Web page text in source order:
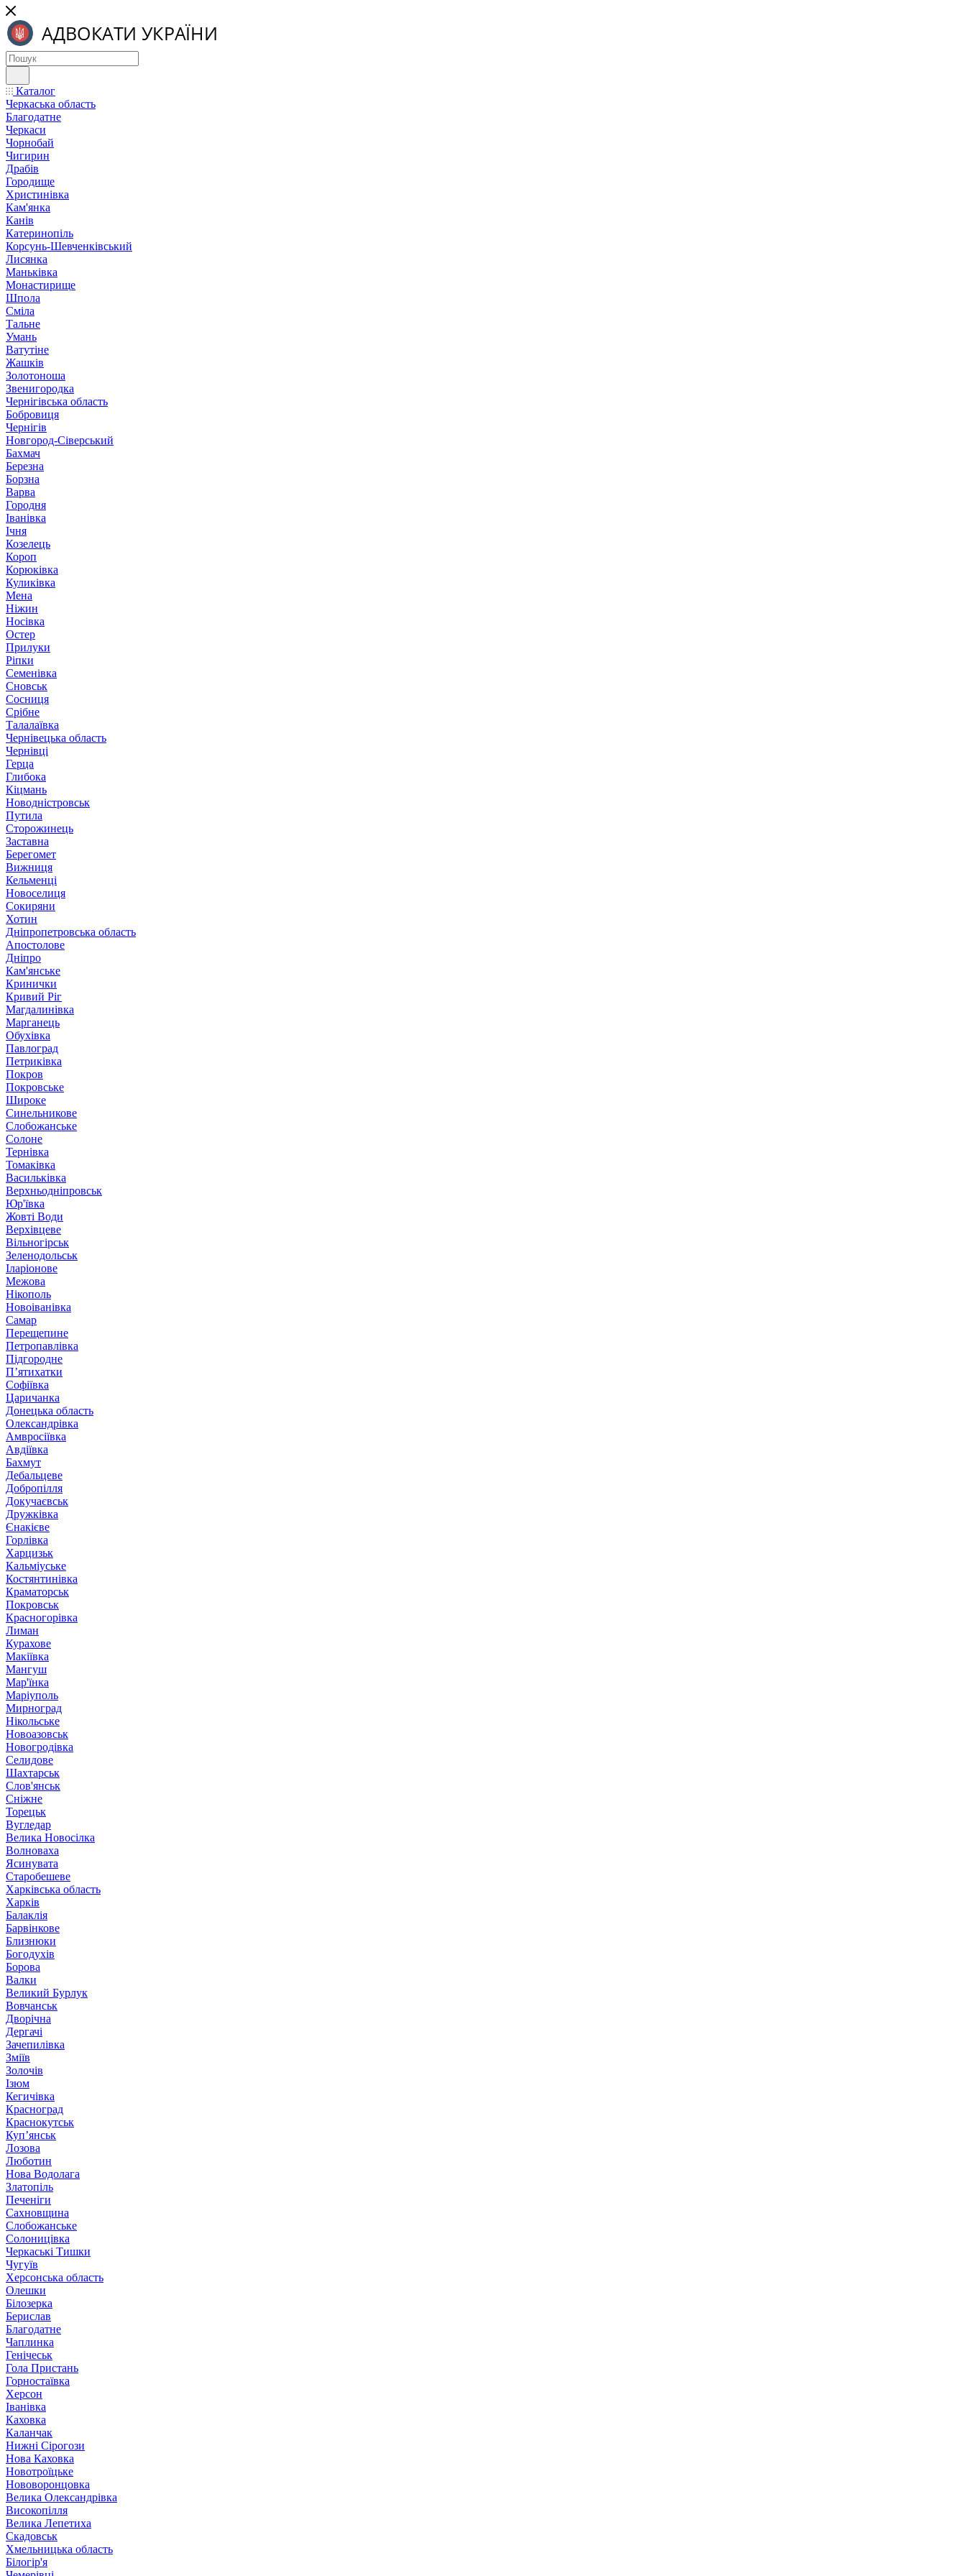
Каталог
Черкаська область
Благодатне
Черкаси
Чорнобай
Чигирин
Драбів
Городище
Христинівка
Кам'янка
Канів
Катеринопіль
Корсунь-Шевченківський
Лисянка
Маньківка
Монастирище
Шпола
Сміла
Тальне
Умань
Ватутіне
Жашків
Золотоноша
Звенигородка
Чернігівська область
Бобровиця
Чернігів
Новгород-Сіверський
Бахмач
Березна
Борзна
Варва
Городня
Іванівка
Ічня
Козелець
Короп
Корюківка
Куликівка
Мена
Ніжин
Носівка
Остер
Прилуки
Ріпки
Семенівка
Сновськ
Сосниця
Срібне
Талалаївка
Чернівецька область
Чернівці
Герца
Глибока
Кіцмань
Новодністровськ
Путила
Сторожинець
Заставна
Берегомет
Вижниця
Кельменці
Новоселиця
Сокиряни
Хотин
Дніпропетровська область
Апостолове
Дніпро
Кам'янське
Кринички
Кривий Ріг
Магдалинівка
Марганець
Обухівка
Павлоград
Петриківка
Покров
Покровське
Широке
Синельникове
Слобожанське
Солоне
Тернівка
Томаківка
Васильківка
Верхньодніпровськ
Юр'ївка
Жовті Води
Верхівцеве
Вільногірськ
Зеленодольськ
Іларіонове
Межова
Нікополь
Новоіванівка
Самар
Перещепине
Петропавлівка
Підгородне
П’ятихатки
Софіївка
Царичанка
Донецька область
Олександрівка
Амвросіївка
Авдіївка
Бахмут
Дебальцеве
Добропілля
Докучаєвськ
Дружківка
Єнакієве
Горлівка
Харцизьк
Кальміуське
Костянтинівка
Краматорськ
Покровськ
Красногорівка
Лиман
Курахове
Макіївка
Мангуш
Мар'їнка
Маріуполь
Мирноград
Нікольське
Новоазовськ
Новогродівка
Селидове
Шахтарськ
Слов'янськ
Сніжне
Торецьк
Вугледар
Велика Новосілка
Волноваха
Ясинувата
Старобешеве
Харківська область
Харків
Балаклія
Барвінкове
Близнюки
Богодухів
Борова
Валки
Великий Бурлук
Вовчанськ
Дворічна
Дергачі
Зачепилівка
Зміїв
Золочів
Ізюм
Кегичівка
Красноград
Краснокутськ
Куп’янськ
Лозова
Люботин
Нова Водолага
Златопіль
Печеніги
Сахновщина
Слобожанське
Солоницівка
Черкаські Тишки
Чугуїв
Херсонська область
Олешки
Білозерка
Берислав
Благодатне
Чаплинка
Генічеськ
Гола Пристань
Горностаївка
Херсон
Іванівка
Каховка
Каланчак
Нижні Сірогози
Нова Каховка
Новотроїцьке
Нововоронцовка
Велика Олександрівка
Високопілля
Велика Лепетиха
Скадовськ
Хмельницька область
Білогір'я